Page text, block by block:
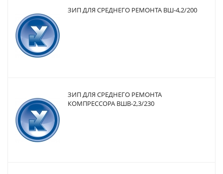
ЗИП ДЛЯ СРЕДНЕГО РЕМОНТА ВШ-4,2/200
ЗИП ДЛЯ СРЕДНЕГО РЕМОНТА
КОМПРЕССОРА ВШВ-2,3/230